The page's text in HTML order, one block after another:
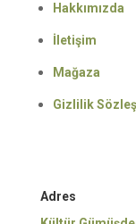
Hakkımızda
İletişim
Mağaza
Gizlilik
Adres